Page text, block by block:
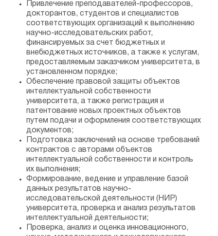
Привлечение преподавателей-профессоров,
докторантов, студентов и специалистов
соответствующих организаций к выполнению
научно-исследовательских работ,
финансируемых за счет бюджетных и
внебюджетных источников, а также к услугам,
предоставляемым заказчиком университета, в
установленном порядке;
Обеспечение правовой защиты объектов
интеллектуальной собственности
университета, а также регистрация и
патентование новых проектных объектов
путем подачи и оформления соответствующих
документов;
Подготовка заключений на основе требований
контрактов с авторами объектов
интеллектуальной собственности и контроль
их выполнения;
Формирование, ведение и управление базой
данных результатов научно-
исследовательской деятельности (НИР)
университета, проверка и анализ результатов
интеллектуальной деятельности;
Проверка, анализ и оценка инновационного,